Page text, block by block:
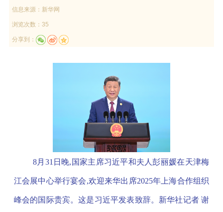
信息来源： 新华网
浏览次数：35
分享到：
8月31日晚,国家主席习近平和夫人彭丽媛在天津梅
江会展中心举行宴会,欢迎来华出席2025年上海合作组织
峰会的国际贵宾。这是习近平发表致辞。新华社记者 谢